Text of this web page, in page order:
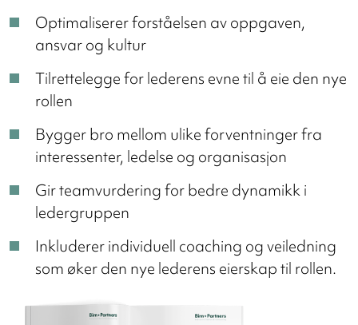
Optimaliserer forståelsen av oppgaven,
ansvar og kultur
Tilrettelegge for lederens evne til å eie den nye
rollen
Bygger bro mellom ulike forventninger fra
interessenter, ledelse og organisasjon
Gir teamvurdering for bedre dynamikk i
ledergruppen
Inkluderer individuell coaching og veiledning
som øker den nye lederens eierskap til rollen.